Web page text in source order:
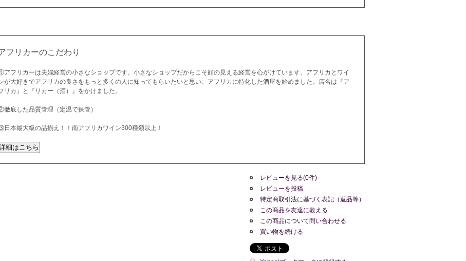
フリカーのこだわり
アフリカーは夫婦経営の小さなショップです。小さなショップだからこそ顔の見える経営を心がけています。アフリカとワイ
が大好きでアフリカの良さをもっと多くの人に知ってもらいたいと思い、アフリカに特化した酒屋を始めました。店名は『ア
リカ』と『リカー（酒）』をかけました。
徹底した品質管理（定温で保管）
日本最大級の品揃え！！南アフリカワイン300種類以上！
レビューを見る(0件)
レビューを投稿
特定商取引法に基づく表記（返品等）
この商品を友達に教える
この商品について問い合わせる
買い物を続ける